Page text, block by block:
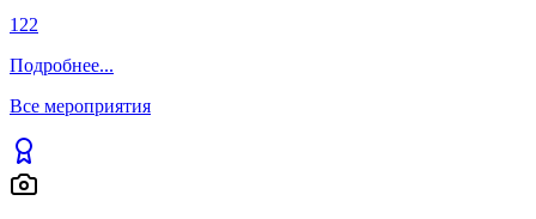
122
Подробнее...
Все мероприятия